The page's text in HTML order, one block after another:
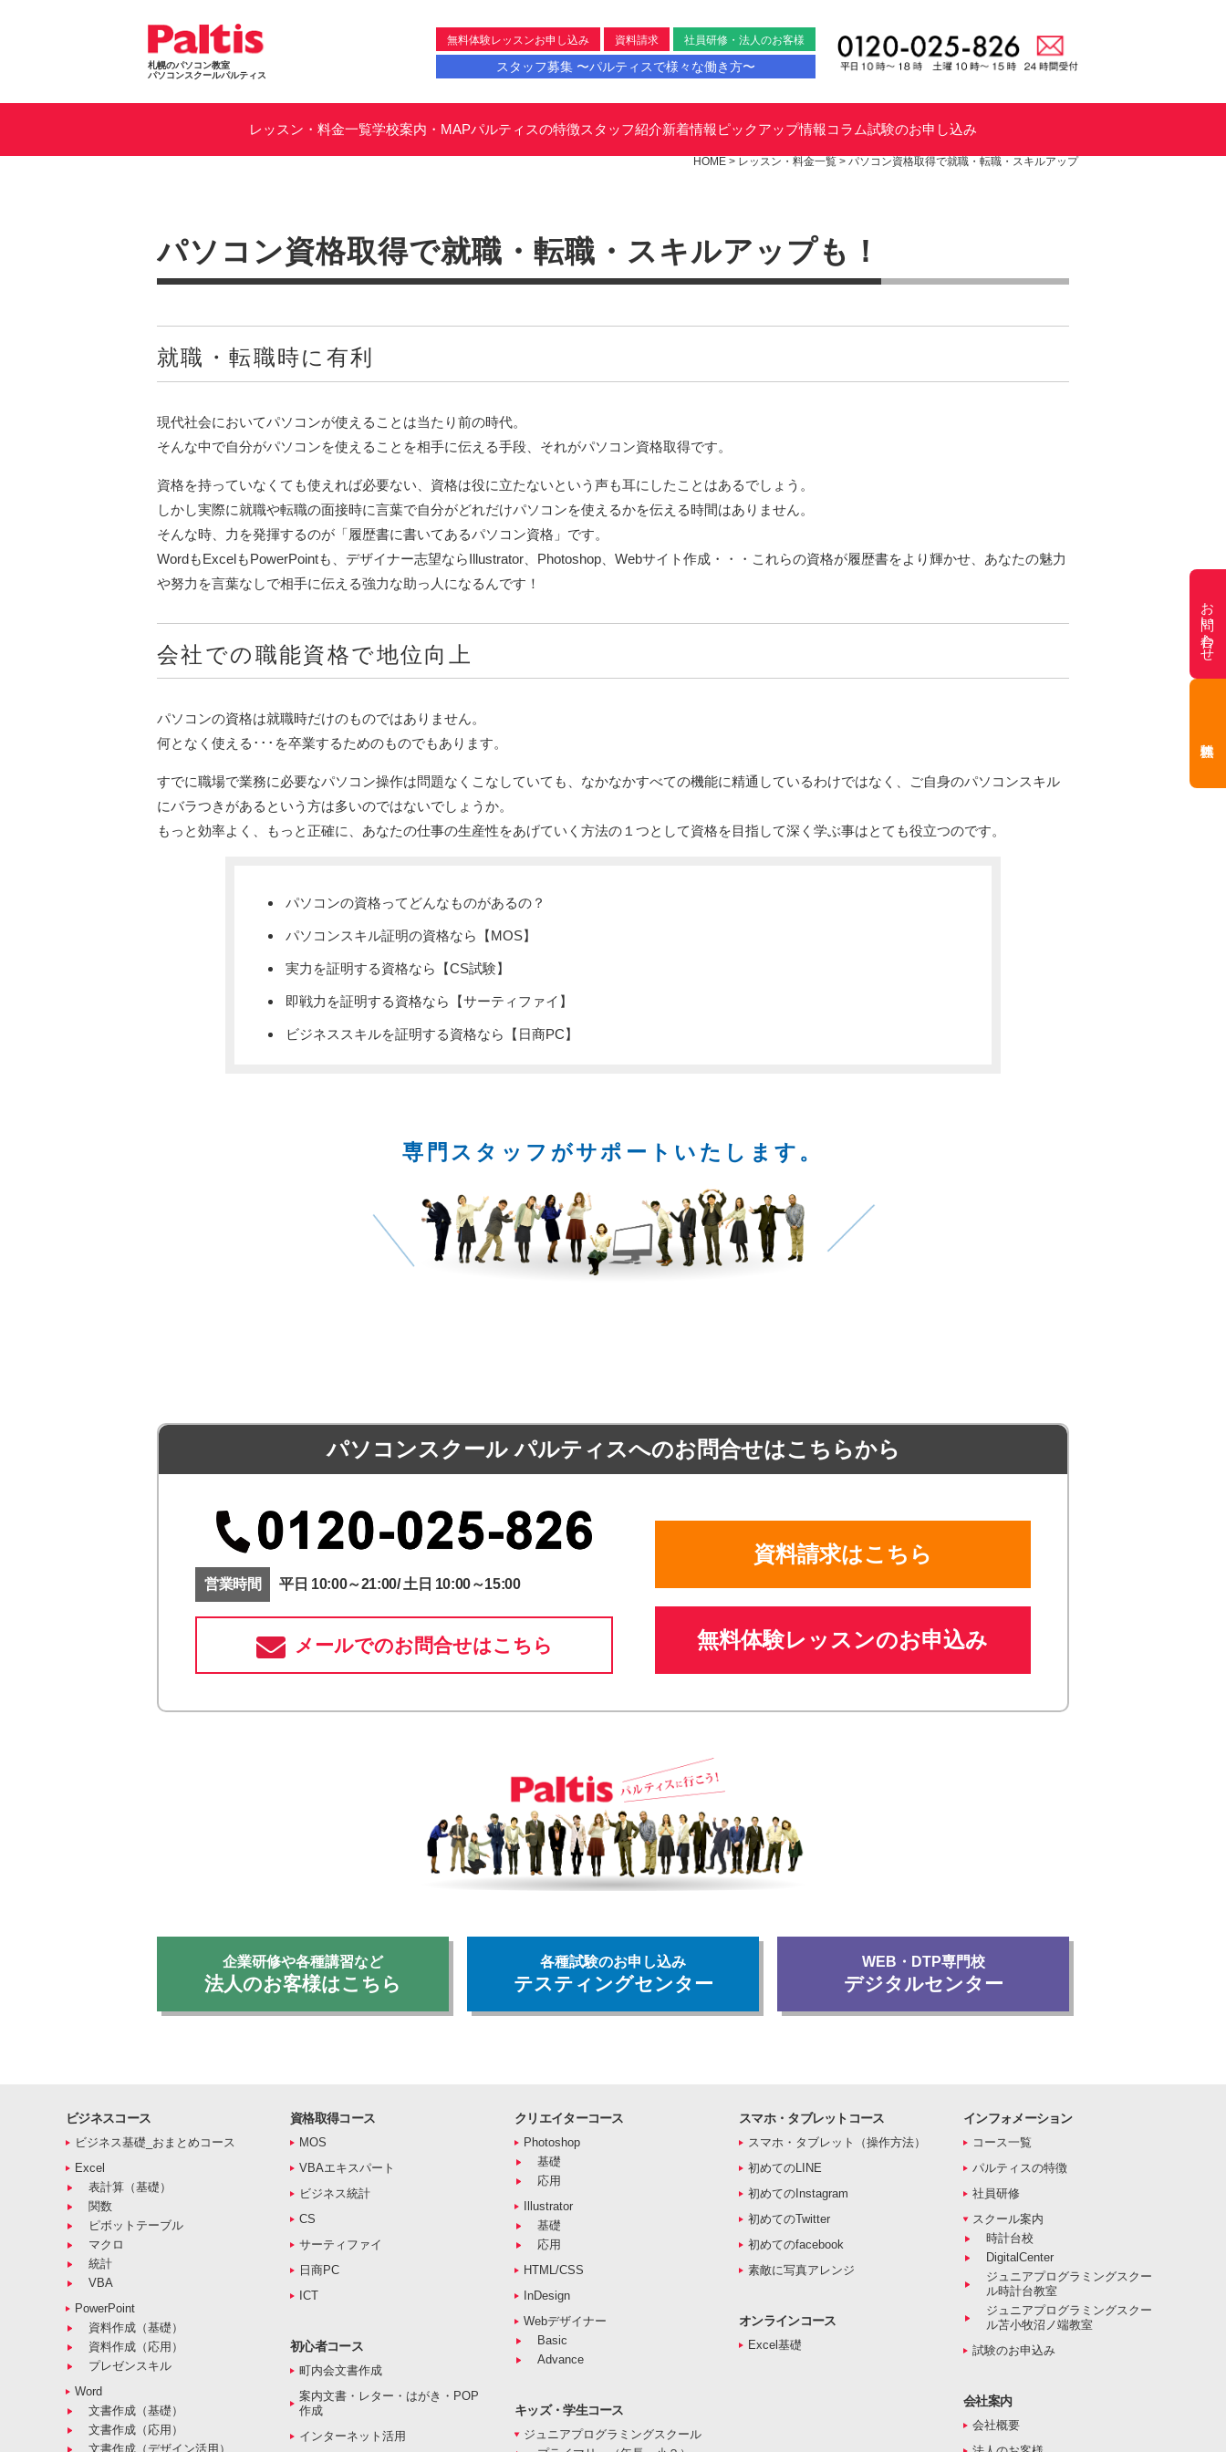
札幌のパソコン教室
パソコンスクールパルティス
無料体験レッスンお申し込み 資料請求 社員研修・法人のお客様
スタッフ募集 〜パルティスで様々な働き方〜
レッスン・料金一覧学校案内・MAPパルティスの特徴スタッフ紹介新着情報ピックアップ情報コラム試験のお申し込み
HOME > レッスン・料金一覧 > パソコン資格取得で就職・転職・スキルアップ
パソコン資格取得で就職・転職・スキルアップも！
就職・転職時に有利
現代社会においてパソコンが使えることは当たり前の時代。
そんな中で自分がパソコンを使えることを相手に伝える手段、それがパソコン資格取得です。
資格を持っていなくても使えれば必要ない、資格は役に立たないという声も耳にしたことはあるでしょう。
しかし実際に就職や転職の面接時に言葉で自分がどれだけパソコンを使えるかを伝える時間はありません。
そんな時、力を発揮するのが「履歴書に書いてあるパソコン資格」です。
WordもExcelもPowerPointも、デザイナー志望ならIllustrator、Photoshop、Webサイト作成・・・これらの資格が履歴書をより輝かせ、あなたの魅力
や努力を言葉なしで相手に伝える強力な助っ人になるんです！
会社での職能資格で地位向上
パソコンの資格は就職時だけのものではありません。
何となく使える･･･を卒業するためのものでもあります。
すでに職場で業務に必要なパソコン操作は問題なくこなしていても、なかなかすべての機能に精通しているわけではなく、ご自身のパソコンスキル
にバラつきがあるという方は多いのではないでしょうか。
もっと効率よく、もっと正確に、あなたの仕事の生産性をあげていく方法の１つとして資格を目指して深く学ぶ事はとても役立つのです。
パソコンの資格ってどんなものがあるの？
パソコンスキル証明の資格なら【MOS】
実力を証明する資格なら【CS試験】
即戦力を証明する資格なら【サーティファイ】
ビジネススキルを証明する資格なら【日商PC】
専門スタッフがサポートいたします。
パソコンスクール パルティスへのお問合せはこちらから
営業時間 平日 10:00～21:00/ 土日 10:00～15:00
メールでのお問合せはこちら
資料請求はこちら
無料体験レッスンのお申込み
企業研修や各種講習など
法人のお客様はこちら
各種試験のお申し込み
テスティングセンター
WEB・DTP専門校
デジタルセンター
ビジネスコース
ビジネス基礎_おまとめコース
Excel
表計算（基礎）
関数
ピボットテーブル
マクロ
統計
VBA
PowerPoint
資料作成（基礎）
資料作成（応用）
プレゼンスキル
Word
文書作成（基礎）
文書作成（応用）
文書作成（デザイン活用）
資格取得コース
MOS
VBAエキスパート
ビジネス統計
CS
サーティファイ
日商PC
ICT
初心者コース
町内会文書作成
案内文書・レター・はがき・POP
作成
インターネット活用
クリエイターコース
Photoshop
基礎
応用
Illustrator
基礎
応用
HTML/CSS
InDesign
Webデザイナー
Basic
Advance
キッズ・学生コース
ジュニアプログラミングスクール
スマホ・タブレットコース
スマホ・タブレット（操作方法）
初めてのLINE
初めてのInstagram
初めてのTwitter
初めてのfacebook
素敵に写真アレンジ
オンラインコース
Excel基礎
インフォメーション
コース一覧
パルティスの特徴
社員研修
スクール案内
時計台校
DigitalCenter
ジュニアプログラミングスクー
ル時計台教室
ジュニアプログラミングスクー
ル苫小牧沼ノ端教室
試験のお申込み
会社案内
会社概要
お問い合わせ